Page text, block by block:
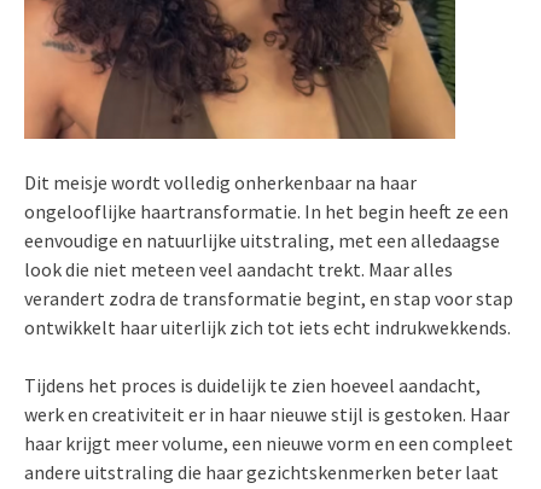
Dit meisje wordt volledig onherkenbaar na haar
ongelooflijke haartransformatie. In het begin heeft ze een
eenvoudige en natuurlijke uitstraling, met een alledaagse
look die niet meteen veel aandacht trekt. Maar alles
verandert zodra de transformatie begint, en stap voor stap
ontwikkelt haar uiterlijk zich tot iets echt indrukwekkends.
Tijdens het proces is duidelijk te zien hoeveel aandacht,
werk en creativiteit er in haar nieuwe stijl is gestoken. Haar
haar krijgt meer volume, een nieuwe vorm en een compleet
andere uitstraling die haar gezichtskenmerken beter laat